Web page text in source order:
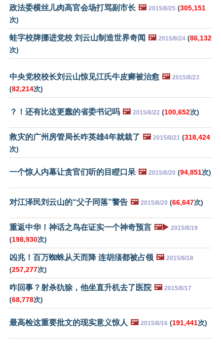
政法委横丝儿肉高官会场打骂副市长 🖼️ 2015/8/25 (305,151
次)
蛙字校牌挪进党校 刘云山制造世界奇闻 🖼️ 2015/8/24 (86,132
次)
中央党校校长刘云山惊见江氏牛皮癣被治愈 🖼️ 2015/8/23
(82,214次)
？！还有比这更蠢的省委书记吗 🖼️ 2015/8/22 (100,652次)
救灾的广州房管局长咋英雄4年就栽了 🖼️ 2015/8/21 (318,424
次)
一个惊人内幕让贪官们听的目瞪口呆 🖼️ 2015/8/20 (94,851次)
对江泽民刘云山的“父子同落”警告 🖼️ 2015/8/20 (66,647次)
重返中华！神话之鸟在证实一个神奇预言 🖼️▶️ 2015/8/19
(198,930次)
凶兆！百万蜘蛛从天而降 连胡须都被占领 🖼️ 2015/8/18
(257,277次)
咋回事？射杀犰狳，他坐直升机去了医院 🖼️ 2015/8/17
(68,778次)
最高检这重要批文的现实意义惊人 🖼️ 2015/8/16 (191,441次)